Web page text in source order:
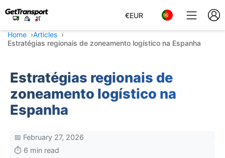
€EUR
Home
Articles
Estratégias regionais de zoneamento logístico na Espanha
Estratégias regionais de
zoneamento logístico na
Espanha
📅 February 27, 2026
⏱️ 6 min read